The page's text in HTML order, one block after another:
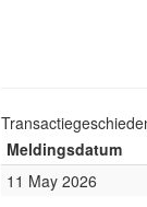
Meldingsdatum
11 May 2026